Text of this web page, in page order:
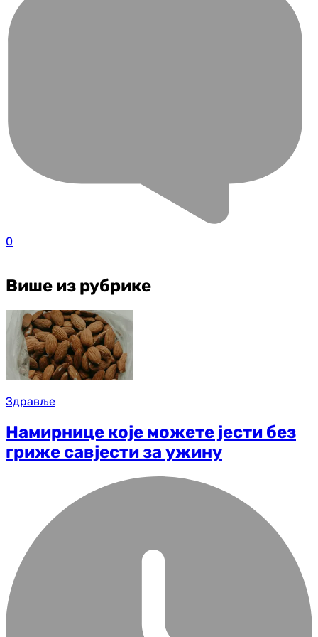
0
Више из рубрике
Здравље
Намирнице које можете јести без
гриже савјести за ужину